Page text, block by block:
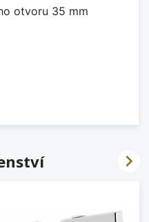
otvoru 35 mm
